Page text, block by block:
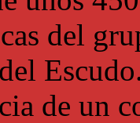
del
de un